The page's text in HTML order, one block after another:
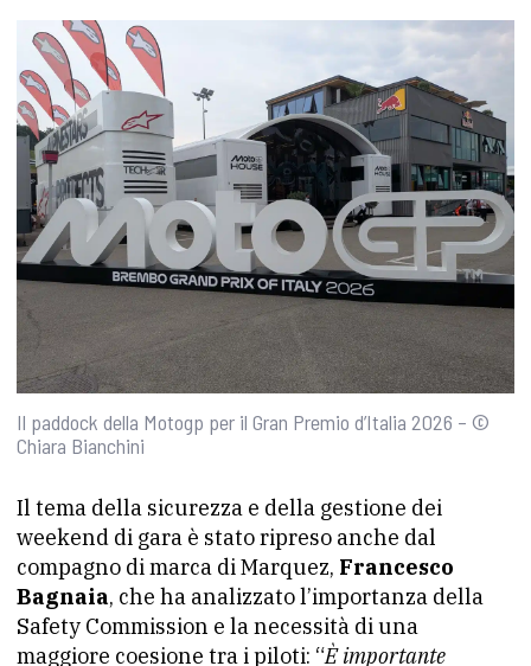
Il paddock della Motogp per il Gran Premio d’Italia 2026 – ©
Chiara Bianchini
Il tema della sicurezza e della gestione dei
weekend di gara è stato ripreso anche dal
compagno di marca di Marquez, Francesco
Bagnaia, che ha analizzato l’importanza della
Safety Commission e la necessità di una
maggiore coesione tra i piloti: “È importante